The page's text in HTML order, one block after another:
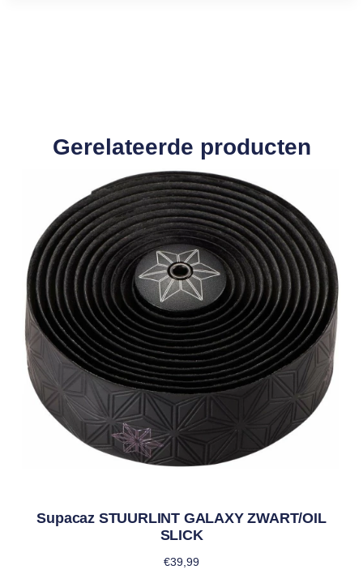
Gerelateerde producten
Supacaz STUURLINT GALAXY ZWART/OIL
SLICK
€39,99